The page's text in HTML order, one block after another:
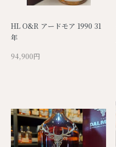
HL O&R アードモア 1990 31
年
94,900円